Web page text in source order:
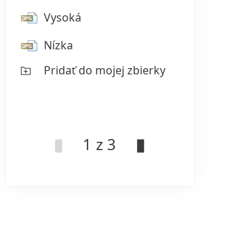
INFORMÁCIÍ
Vysoká
Nízka
Pridať do mojej zbierky
1 z 3